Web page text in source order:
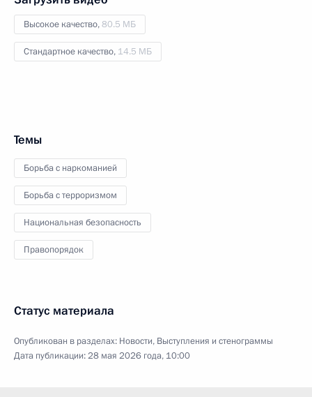
Высокое качество,80.5 МБ
Стандартное качество, 14.5 МБ
Темы
Борьба с наркоманией
Борьба с терроризмом
Национальная безопасность
Правопорядок
Статус материала
Опубликован в разделах: Новости, Выступления и стенограммы
Дата публикации:28 мая 2026 года, 10:00